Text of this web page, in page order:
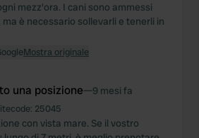
mezz'ora. I cani sono ammessi
è necessario sollevarli e tenerli in
Mostra originale
una posizione—9 mesi fa
25045
con vista mare. Se il vostro